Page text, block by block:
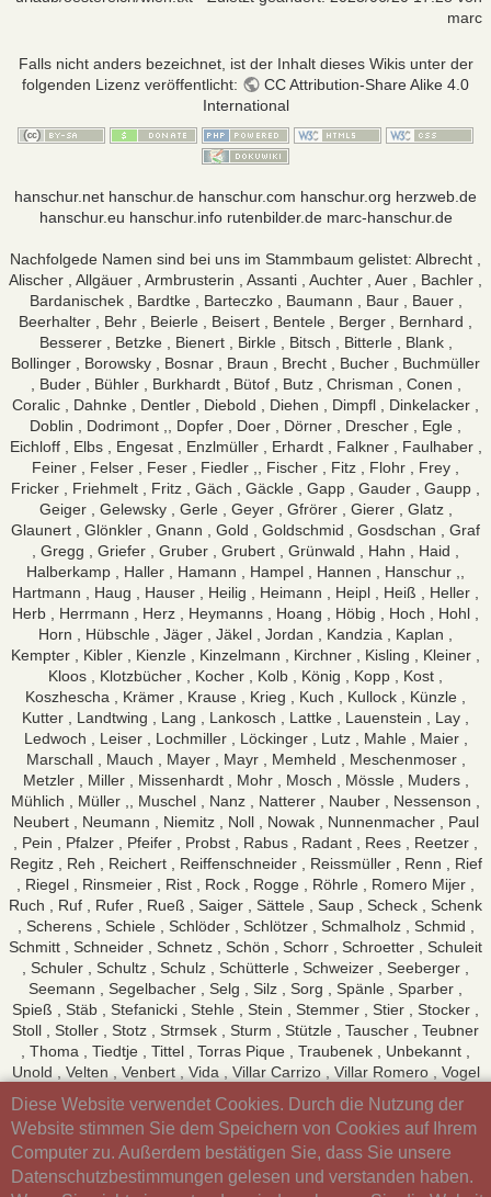
Diese Website verwendet Cookies. Durch die Nutzung der
Website stimmen Sie dem Speichern von Cookies auf Ihrem
Computer zu. Außerdem bestätigen Sie, dass Sie unsere
Datenschutzbestimmungen gelesen und verstanden haben.
marc
Falls nicht anders bezeichnet, ist der Inhalt dieses Wikis unter der
folgenden Lizenz veröffentlicht:
CC Attribution-Share Alike 4.0
International
hanschur.net hanschur.de hanschur.com hanschur.org herzweb.de
hanschur.eu hanschur.info rutenbilder.de marc-hanschur.de
Nachfolgede Namen sind bei uns im Stammbaum gelistet: Albrecht ,
Alischer , Allgäuer , Armbrusterin , Assanti , Auchter , Auer , Bachler ,
Bardanischek , Bardtke , Barteczko , Baumann , Baur , Bauer ,
Beerhalter , Behr , Beierle , Beisert , Bentele , Berger , Bernhard ,
Besserer , Betzke , Bienert , Birkle , Bitsch , Bitterle , Blank ,
Bollinger , Borowsky , Bosnar , Braun , Brecht , Bucher , Buchmüller
, Buder , Bühler , Burkhardt , Bütof , Butz , Chrisman , Conen ,
Coralic , Dahnke , Dentler , Diebold , Diehen , Dimpfl , Dinkelacker ,
Doblin , Dodrimont ,, Dopfer , Doer , Dörner , Drescher , Egle ,
Eichloff , Elbs , Engesat , Enzlmüller , Erhardt , Falkner , Faulhaber ,
Feiner , Felser , Feser , Fiedler ,, Fischer , Fitz , Flohr , Frey ,
Fricker , Friehmelt , Fritz , Gäch , Gäckle , Gapp , Gauder , Gaupp ,
Geiger , Gelewsky , Gerle , Geyer , Gfrörer , Gierer , Glatz ,
Glaunert , Glönkler , Gnann , Gold , Goldschmid , Gosdschan , Graf
, Gregg , Griefer , Gruber , Grubert , Grünwald , Hahn , Haid ,
Halberkamp , Haller , Hamann , Hampel , Hannen , Hanschur ,,
Hartmann , Haug , Hauser , Heilig , Heimann , Heipl , Heiß , Heller ,
Herb , Herrmann , Herz , Heymanns , Hoang , Höbig , Hoch , Hohl ,
Horn , Hübschle , Jäger , Jäkel , Jordan , Kandzia , Kaplan ,
Kempter , Kibler , Kienzle , Kinzelmann , Kirchner , Kisling , Kleiner ,
Kloos , Klotzbücher , Kocher , Kolb , König , Kopp , Kost ,
Koszhescha , Krämer , Krause , Krieg , Kuch , Kullock , Künzle ,
Kutter , Landtwing , Lang , Lankosch , Lattke , Lauenstein , Lay ,
Ledwoch , Leiser , Lochmiller , Löckinger , Lutz , Mahle , Maier ,
Marschall , Mauch , Mayer , Mayr , Memheld , Meschenmoser ,
Metzler , Miller , Missenhardt , Mohr , Mosch , Mössle , Muders ,
Mühlich , Müller ,, Muschel , Nanz , Natterer , Nauber , Nessenson ,
Neubert , Neumann , Niemitz , Noll , Nowak , Nunnenmacher , Paul
, Pein , Pfalzer , Pfeifer , Probst , Rabus , Radant , Rees , Reetzer ,
Regitz , Reh , Reichert , Reiffenschneider , Reissmüller , Renn , Rief
, Riegel , Rinsmeier , Rist , Rock , Rogge , Röhrle , Romero Mijer ,
Ruch , Ruf , Rufer , Rueß , Saiger , Sättele , Saup , Scheck , Schenk
, Scherens , Schiele , Schlöder , Schlötzer , Schmalholz , Schmid ,
Schmitt , Schneider , Schnetz , Schön , Schorr , Schroetter , Schuleit
, Schuler , Schultz , Schulz , Schütterle , Schweizer , Seeberger ,
Seemann , Segelbacher , Selg , Silz , Sorg , Spänle , Sparber ,
Spieß , Stäb , Stefanicki , Stehle , Stein , Stemmer , Stier , Stocker ,
Stoll , Stoller , Stotz , Strmsek , Sturm , Stützle , Tauscher , Teubner
, Thoma , Tiedtje , Tittel , Torras Pique , Traubenek , Unbekannt ,
Unold , Velten , Venbert , Vida , Villar Carrizo , Villar Romero , Vogel
Walser , Walther , Walton , Weber , Wedelstein , Wegner ,
Weidelener , Weiler , Weißenbach , Wenn , Wilhelm , Wineberger ,
Wolf , Wolfangel , Wolk , Wurst , Zharku , Zimmermann
und mehrer Personen nur mit Vornamen gelistet. Stand Januar